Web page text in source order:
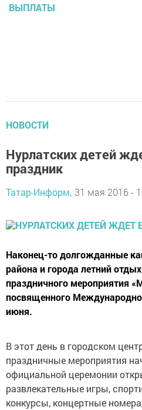
ВЫПЛАТЫ
НОВОСТИ
Нурлатских детей
праздник
Татар-Информ, 31 мая 2016 -
Наконец-то долгожданные
района и города летний
праздничного мероприятия
посвященного
июня.
В этот день в городском
праздничные мероприятия
официальной церемонии
развлекательные игры,
конкурсы, концертные